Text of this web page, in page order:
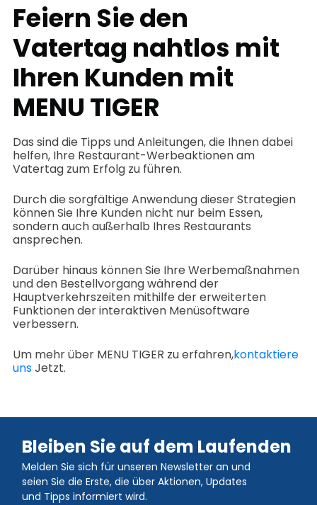
Feiern Sie den
Vatertag nahtlos mit
Ihren Kunden mit
MENU TIGER
Das sind die Tipps und Anleitungen, die Ihnen dabei
helfen, Ihre Restaurant-Werbeaktionen am
Vatertag zum Erfolg zu führen.
Durch die sorgfältige Anwendung dieser Strategien
können Sie Ihre Kunden nicht nur beim Essen,
sondern auch außerhalb Ihres Restaurants
ansprechen.
Darüber hinaus können Sie Ihre Werbemaßnahmen
und den Bestellvorgang während der
Hauptverkehrszeiten mithilfe der erweiterten
Funktionen der interaktiven Menüsoftware
verbessern.
Um mehr über MENU TIGER zu erfahren,kontaktiere
unsJetzt.
Bleiben Sie auf dem Laufenden
Melden Sie sich für unseren Newsletter an und
seien Sie die Erste, die über Aktionen, Updates
und Tipps informiert wird.